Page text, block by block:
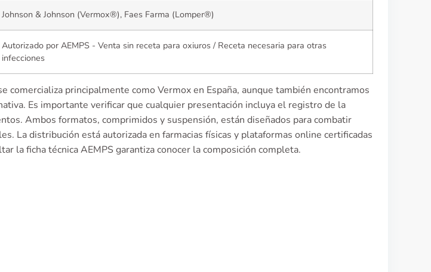
Johnson & Johnson (Vermox®), Faes Farma (Lomper®)
Autorizado por AEMPS - Venta sin receta para oxiuros / Receta necesaria para otras
infecciones
comercializa principalmente como Vermox en España, aunque también encontramos
Es importante verificar que cualquier presentación incluya el registro de la
Ambos formatos, comprimidos y suspensión, están diseñados para combatir
La distribución está autorizada en farmacias físicas y plataformas online certificadas
la ficha técnica AEMPS garantiza conocer la composición completa.